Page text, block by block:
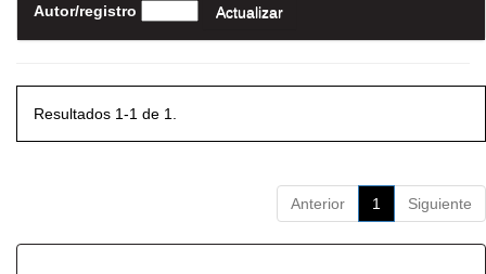
Autor/registro
Resultados 1-1 de 1.
Anterior 1 Siguiente